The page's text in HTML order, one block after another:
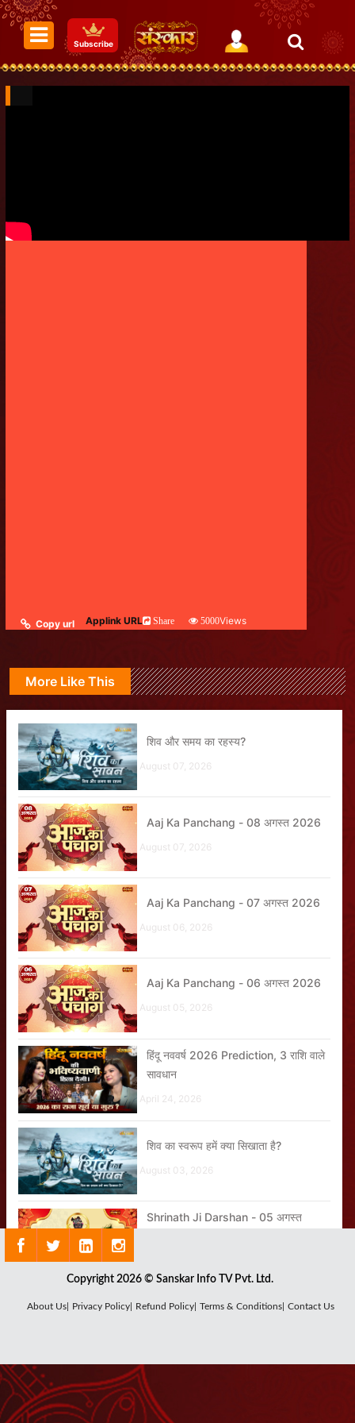
Subscribe
Copy url Applink URL Share 5000Views
More Like This
शिव और समय का रहस्य?
August 07, 2026
Aaj Ka Panchang - 08 अगस्त 2026
August 07, 2026
Aaj Ka Panchang - 07 अगस्त 2026
August 06, 2026
Aaj Ka Panchang - 06 अगस्त 2026
August 05, 2026
हिंदू नववर्ष 2026 Prediction, 3 राशि वाले
सावधान
April 24, 2026
शिव का स्वरूप हमें क्या सिखाता है?
August 03, 2026
Shrinath Ji Darshan - 05 अगस्त
Shrinath Ji Darshan - 07 अगस्त
2026
Copyright 2026 © Sanskar Info TV Pvt. Ltd.
About Us| Privacy Policy| Refund Policy| Terms & Conditions| Contact Us